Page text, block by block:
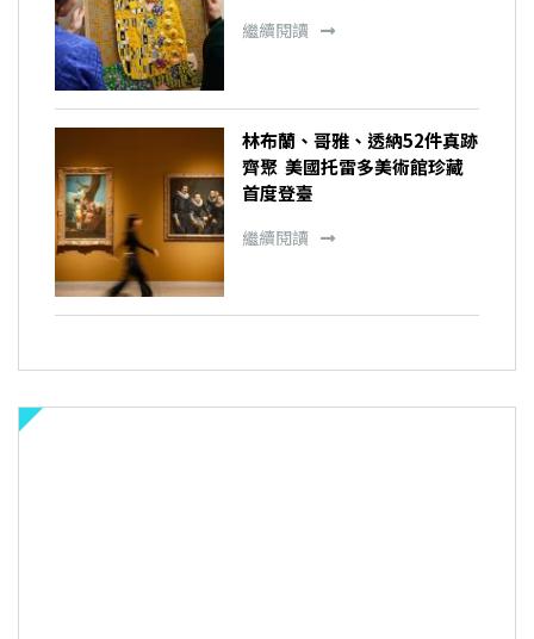
繼續閱讀
林布蘭、哥雅、透納52件真跡
齊聚 美國托雷多美術館珍藏
首度登臺
繼續閱讀